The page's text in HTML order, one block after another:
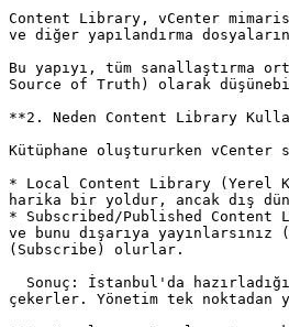
Content Library, vCenter
ve diğer yapılandırma
Bu yapıyı, tüm sanallaştırma
Source of Truth) olarak
**2. Neden Content Library
Kütüphane oluştururken
* Local Content Library (Yerel
harika bir yoldur, ancak dış
* Subscribed/Published
ve bunu dışarıya
(Subscribe) olurlar.
çekerler. Yönetim tek noktadan